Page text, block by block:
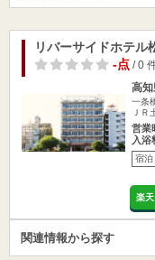
リバーサイドホテル
-点/ 0
高
一条
ＪＲ
営業
入浴
宿泊
楽
関連情報から探す